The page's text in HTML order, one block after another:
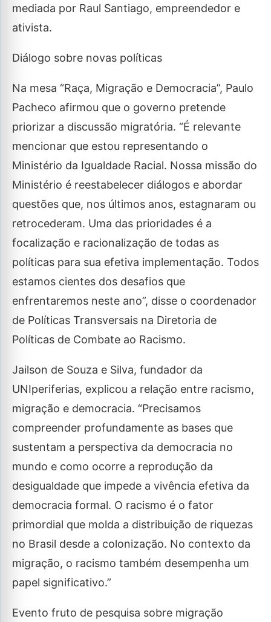
mediada por Raul Santiago, empreendedor e
ativista.
Diálogo sobre novas políticas
Na mesa “Raça, Migração e Democracia”, Paulo
Pacheco afirmou que o governo pretende
priorizar a discussão migratória. “É relevante
mencionar que estou representando o
Ministério da Igualdade Racial. Nossa missão do
Ministério é reestabelecer diálogos e abordar
questões que, nos últimos anos, estagnaram ou
retrocederam. Uma das prioridades é a
focalização e racionalização de todas as
políticas para sua efetiva implementação. Todos
estamos cientes dos desafios que
enfrentaremos neste ano”, disse o coordenador
de Políticas Transversais na Diretoria de
Políticas de Combate ao Racismo.
Jailson de Souza e Silva, fundador da
UNIperiferias, explicou a relação entre racismo,
migração e democracia. “Precisamos
compreender profundamente as bases que
sustentam a perspectiva da democracia no
mundo e como ocorre a reprodução da
desigualdade que impede a vivência efetiva da
democracia formal. O racismo é o fator
primordial que molda a distribuição de riquezas
no Brasil desde a colonização. No contexto da
migração, o racismo também desempenha um
papel significativo.”
Evento fruto de pesquisa sobre migração